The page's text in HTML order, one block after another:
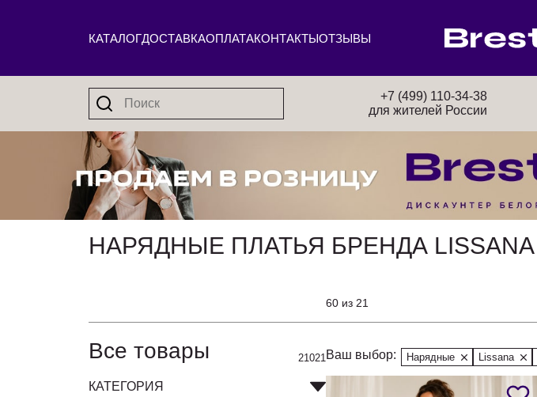
КАТАЛОГДОСТАВКАОПЛАТАКОНТАКТЫОТЗЫВЫ
+7 (499) 110-34-38
для жителей России
НАРЯДНЫЕ ПЛАТЬЯ БРЕНДА LISSANA
60 из 21
Все товары 21021
КАТЕГОРИЯ
Ваш выбор: Нарядные Lissana